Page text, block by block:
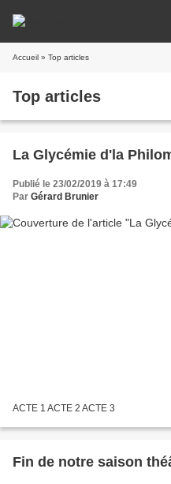
Accueil » Top articles
Top articles
La Glycémie d'la
Publié le 23/02/2019 à 17:49
Par Gérard Brunier
ACTE 1 ACTE 2 ACTE 3
Fin de notre saison